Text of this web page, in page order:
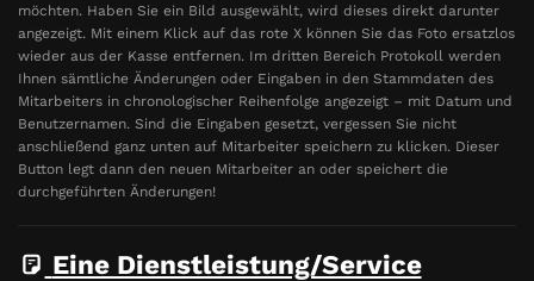
möchten. Haben Sie ein Bild ausgewählt, wird dieses direkt darunter
angezeigt. Mit einem Klick auf das rote X können Sie das Foto ersatzlos
wieder aus der Kasse entfernen. Im dritten Bereich Protokoll werden
Ihnen sämtliche Änderungen oder Eingaben in den Stammdaten des
Mitarbeiters in chronologischer Reihenfolge angezeigt – mit Datum und
Benutzernamen. Sind die Eingaben gesetzt, vergessen Sie nicht
anschließend ganz unten auf Mitarbeiter speichern zu klicken. Dieser
Button legt dann den neuen Mitarbeiter an oder speichert die
durchgeführten Änderungen!
Eine Dienstleistung/Service